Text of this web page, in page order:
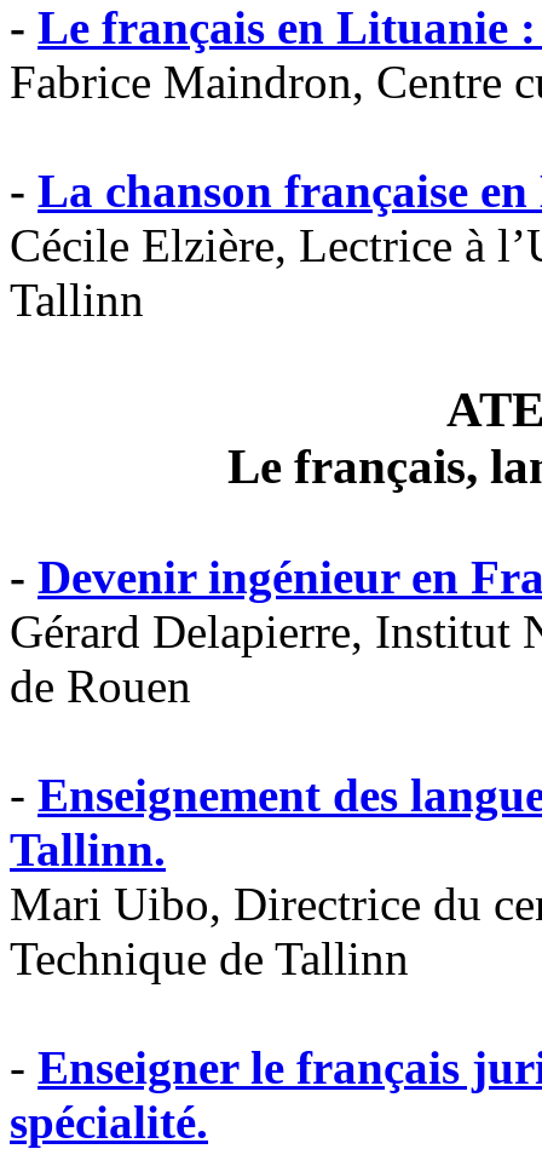
- Le français en Lituanie
Fabrice Maindron, Centre
- La chanson française en
Cécile Elzière, Lectrice à
Tallinn
Le français,
- Devenir ingénieur en
Gérard Delapierre, Institut
de Rouen
- Enseignement des
Tallinn.
Mari Uibo, Directrice du
Technique de Tallinn
- Enseigner le français
spécialité.